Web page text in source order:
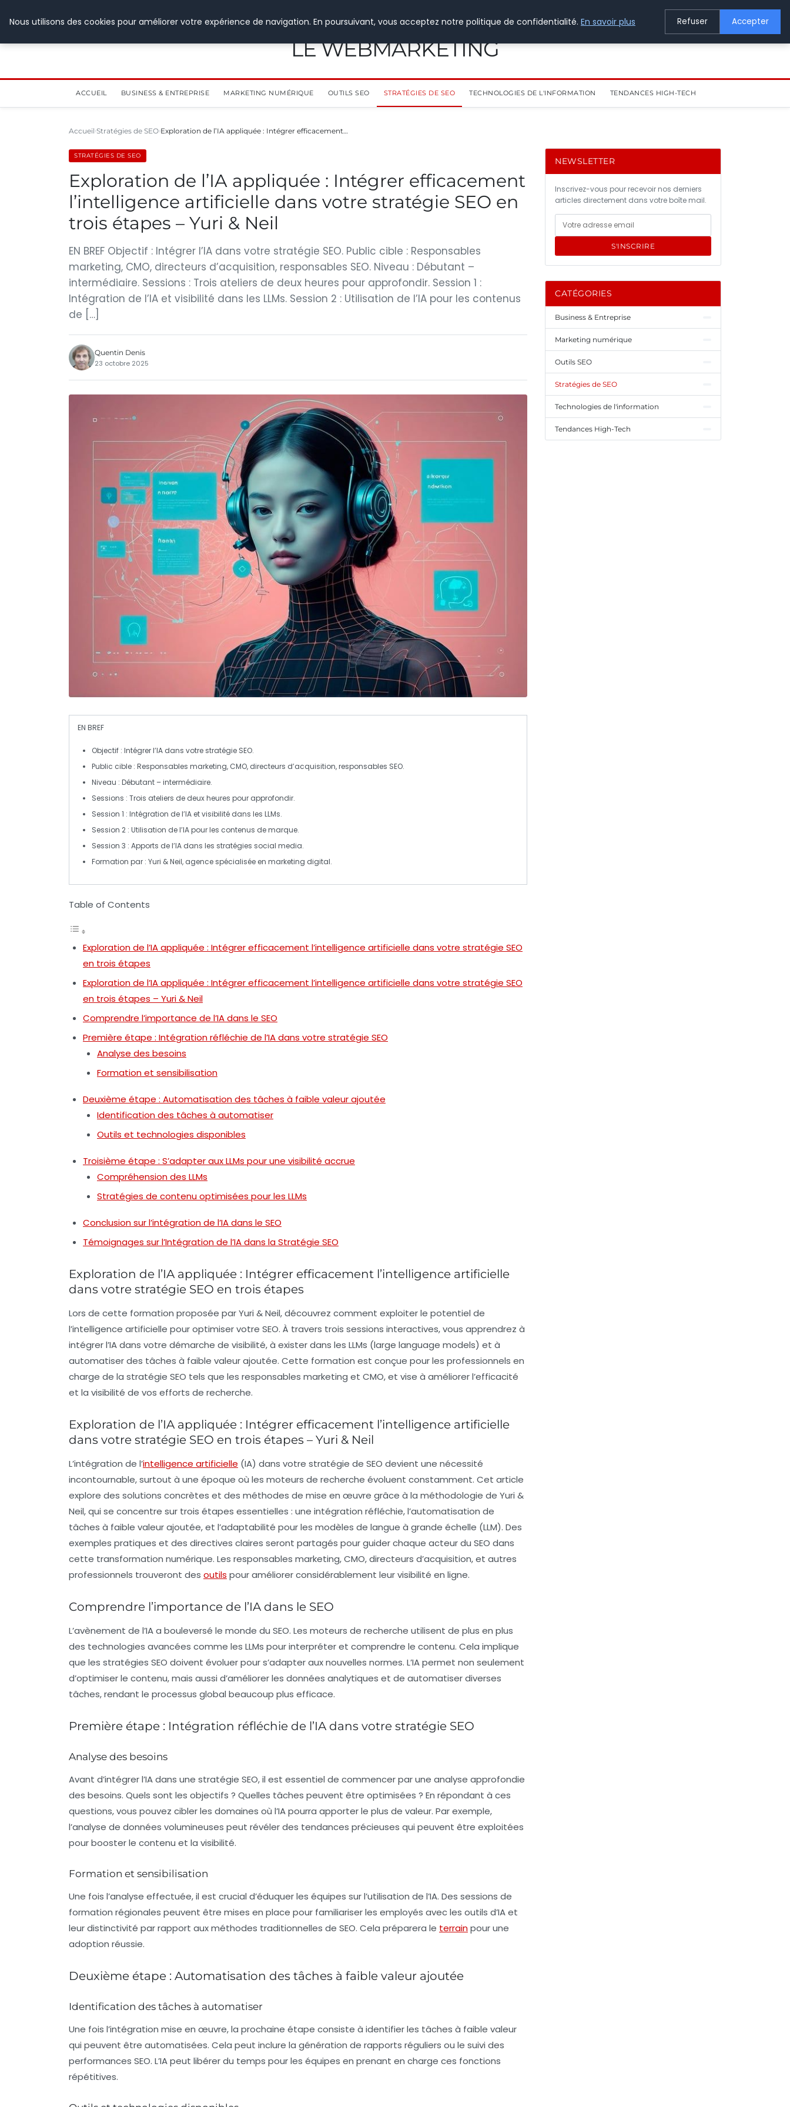
LE WEBMARKETING
ACCUEIL BUSINESS & ENTREPRISE MARKETING NUMÉRIQUE OUTILS SEO STRATÉGIES DE SEO TECHNOLOGIES DE L'INFORMATION TENDANCES HIGH-TECH
Accueil Stratégies de SEO Exploration de l’IA appliquée : Intégrer efficacement…
STRATÉGIES DE SEO
Exploration de l’IA appliquée : Intégrer efficacement
l’intelligence artificielle dans votre stratégie SEO en
trois étapes – Yuri & Neil
EN BREF Objectif : Intégrer l’IA dans votre stratégie SEO. Public cible : Responsables
marketing, CMO, directeurs d’acquisition, responsables SEO. Niveau : Débutant –
intermédiaire. Sessions : Trois ateliers de deux heures pour approfondir. Session 1 :
Intégration de l’IA et visibilité dans les LLMs. Session 2 : Utilisation de l’IA pour les contenus
de […]
Quentin Denis
23 octobre 2025
EN BREF
Objectif : Intégrer l’IA dans votre stratégie SEO.
Public cible : Responsables marketing, CMO, directeurs d’acquisition, responsables SEO.
Niveau : Débutant – intermédiaire.
Sessions : Trois ateliers de deux heures pour approfondir.
Session 1 : Intégration de l’IA et visibilité dans les LLMs.
Session 2 : Utilisation de l’IApour les contenus de marque.
Session 3 : Apports de l’IA dans les stratégies social media.
Formation par : Yuri & Neil, agence spécialisée en marketing digital.
Table of Contents
Exploration de l’IA appliquée : Intégrer efficacement l’intelligence artificielle dans votre stratégie SEO
en trois étapes
Exploration de l’IA appliquée : Intégrer efficacement l’intelligence artificielle dans votre stratégie SEO
en trois étapes – Yuri & Neil
Comprendre l’importance de l’IA dans le SEO
Première étape : Intégration réfléchie de l’IA dans votre stratégie SEO
Analyse des besoins
Formation et sensibilisation
Deuxième étape : Automatisation des tâches à faible valeur ajoutée
Identification des tâches à automatiser
Outils et technologies disponibles
Troisième étape : S’adapter aux LLMs pour une visibilité accrue
Compréhension des LLMs
Stratégies de contenu optimisées pour les LLMs
Conclusion sur l’intégration de l’IA dans le SEO
Témoignages sur l’Intégration de l’IA dans la Stratégie SEO
Exploration de l’IA appliquée : Intégrer efficacement l’intelligence artificielle
dans votre stratégie SEO en trois étapes
Lors de cette formation proposée parYuri & Neil, découvrez comment exploiter le potentiel de
l’intelligence artificielle pour optimiser votre SEO. À travers trois sessions interactives, vous apprendrez à
intégrer l’IAdans votre démarche de visibilité, à exister dans les LLMs (large language models) et à
automatiser des tâches à faible valeur ajoutée. Cette formation est conçue pour les professionnels en
charge de la stratégie SEO tels que les responsables marketing et CMO, et vise à améliorer l’efficacité
et la visibilité de vos efforts de recherche.
Exploration de l’IA appliquée : Intégrer efficacement l’intelligence artificielle
dans votre stratégie SEO en trois étapes – Yuri & Neil
L’intégration de l’intelligence artificielle (IA) dans votre stratégie de SEO devient une nécessité
incontournable, surtout à une époque où les moteurs de recherche évoluent constamment. Cet article
explore des solutions concrètes et des méthodes de mise en œuvre grâce à la méthodologie de Yuri &
Neil, qui se concentre sur trois étapes essentielles : une intégration réfléchie, l’automatisation de
tâches à faible valeur ajoutée, et l’adaptabilité pour les modèles de langue à grande échelle (LLM). Des
exemples pratiques et des directives claires seront partagés pour guider chaque acteur du SEO dans
cette transformation numérique. Les responsables marketing, CMO, directeurs d’acquisition, et autres
professionnels trouveront des outils pour améliorer considérablement leur visibilité en ligne.
Comprendre l’importance de l’IA dans le SEO
L’avènement de l’IA a bouleversé le monde du SEO. Les moteurs de recherche utilisent de plus en plus
des technologies avancées comme les LLMs pour interpréter et comprendre le contenu. Cela implique
que les stratégies SEO doivent évoluer pour s’adapter aux nouvelles normes. L’IA permet non seulement
d’optimiser le contenu, mais aussi d’améliorer les données analytiques et de automatiser diverses
tâches, rendant le processus global beaucoup plus efficace.
Première étape : Intégration réfléchie de l’IA dans votre stratégie SEO
Analyse des besoins
Avant d’intégrer l’IA dans une stratégie SEO, il est essentiel de commencer par une analyse approfondie
des besoins. Quels sont les objectifs ? Quelles tâches peuvent être optimisées ? En répondant à ces
questions, vous pouvez cibler les domaines où l’IA pourra apporter le plus de valeur. Par exemple,
l’analyse de données volumineuses peut révéler des tendances précieuses qui peuvent être exploitées
pour booster le contenu et la visibilité.
Formation et sensibilisation
Une fois l’analyse effectuée, il est crucial d’éduquer les équipes sur l’utilisation de l’IA. Des sessions de
formation régionales peuvent être mises en place pour familiariser les employés avec les outils d’IA et
leur distinctivité par rapport aux méthodes traditionnelles de SEO. Cela préparera le terrainpour une
adoption réussie.
Deuxième étape : Automatisation des tâches à faible valeur ajoutée
Identification des tâches à automatiser
Une fois l’intégration mise en œuvre, la prochaine étape consiste à identifier les tâches à faible valeur
qui peuvent être automatisées. Cela peut inclure la génération de rapports réguliers ou le suivi des
performances SEO. L’IA peut libérer du temps pour les équipes en prenant en charge ces fonctions
répétitives.
NEWSLETTER
Inscrivez-vous pour recevoir nos derniers
articles directement dans votre boîte mail.
S'INSCRIRE
CATÉGORIES
Business & Entreprise
Marketing numérique
Outils SEO
Stratégies de SEO
Technologies de l'information
Tendances High-Tech
Nous utilisons des cookies pour améliorer votre expérience de navigation. En poursuivant, vous acceptez notre politique de confidentialité. En savoir plus Refuser Accepter